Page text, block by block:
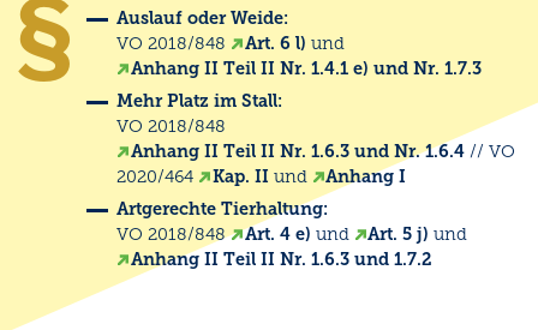
Auslauf oder Weide:
VO 2018/848
Art. 6 l) und
Anhang II Teil II Nr. 1.4.1 e) und Nr. 1.7.3
Mehr Platz im Stall:
VO 2018/848
Anhang II Teil II Nr. 1.6.3 und Nr. 1.6.4// VO
2020/464
Kap. II und
Anhang I
Artgerechte Tierhaltung:
VO 2018/848
Art. 4 e) und Art. 5 j) und
Anhang II Teil II Nr. 1.6.3 und 1.7.2